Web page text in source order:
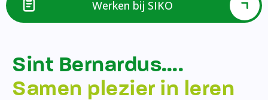
Werken bij SIKO
Sint Bernardus….
Samen plezier in leren